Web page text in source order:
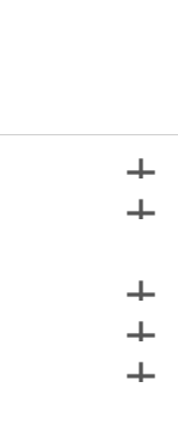
add
add
add
add
add